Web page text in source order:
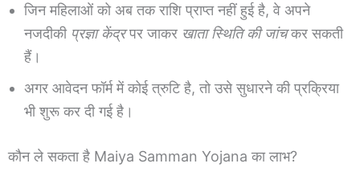
जिन महिलाओं को अब तक राशि प्राप्त नहीं हुई है, वे अपने
नजदीकी प्रज्ञा केंद्रपर जाकर खाता स्थिति की जांचकर सकती
हैं।
अगर आवेदन फॉर्म में कोई त्रुटि है, तो उसे सुधारने की प्रक्रिया
भी शुरू कर दी गई है।
कौन ले सकता है Maiya Samman Yojana का लाभ?